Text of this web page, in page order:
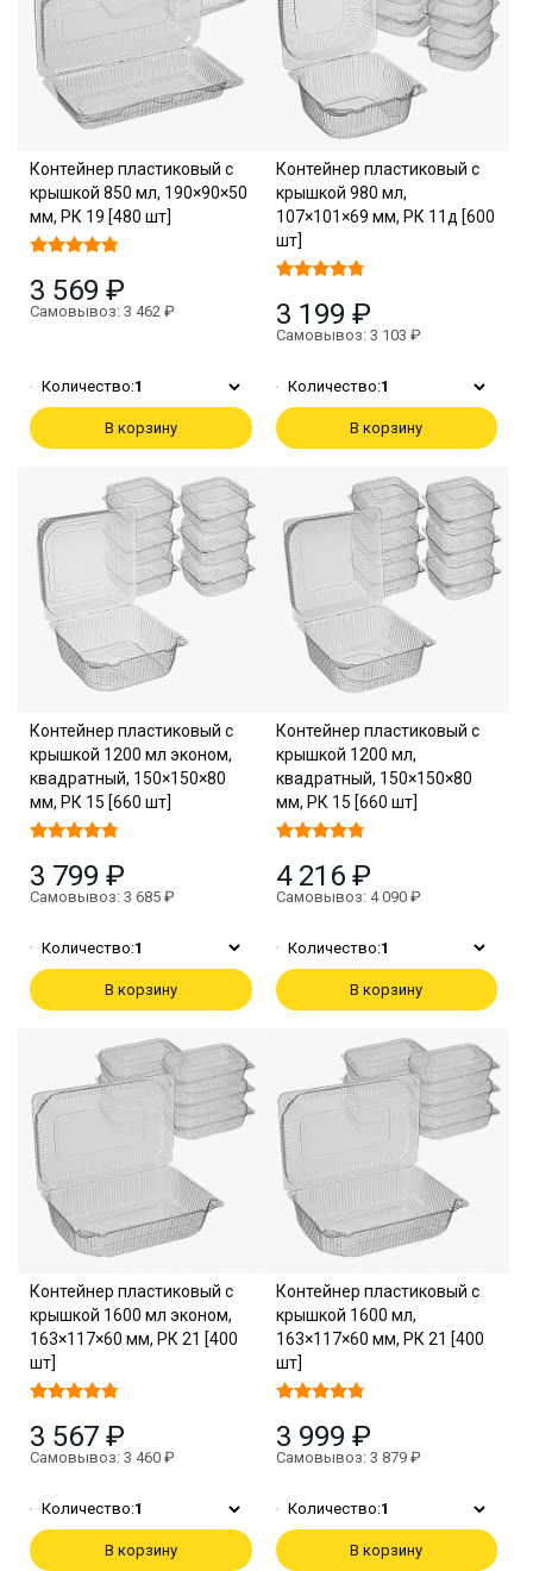
Контейнер пластиковый с
крышкой 850 мл, 190×90×50
мм, РК 19 [480 шт]
3 569 ₽
Самовывоз: 3 462 ₽
Количество:1
В корзину
Контейнер пластиковый с
крышкой 980 мл,
107×101×69 мм, РК 11д [600
шт]
3 199 ₽
Самовывоз: 3 103 ₽
Количество:1
В корзину
Контейнер пластиковый с
крышкой 1200 мл эконом,
квадратный, 150×150×80
мм, РК 15 [660 шт]
3 799 ₽
Самовывоз: 3 685 ₽
Количество:1
В корзину
Контейнер пластиковый с
крышкой 1200 мл,
квадратный, 150×150×80
мм, РК 15 [660 шт]
4 216 ₽
Самовывоз: 4 090 ₽
Количество:1
В корзину
Контейнер пластиковый с
крышкой 1600 мл эконом,
163×117×60 мм, РК 21 [400
шт]
3 567 ₽
Самовывоз: 3 460 ₽
Количество:1
В корзину
Контейнер пластиковый с
крышкой 1600 мл,
163×117×60 мм, РК 21 [400
шт]
3 999 ₽
Самовывоз: 3 879 ₽
Количество:1
В корзину